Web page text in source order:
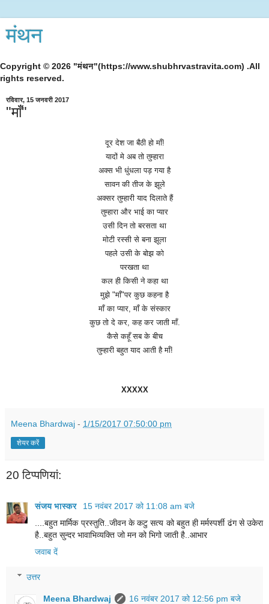
मंथन
Copyright © 2026 "मंथन"(https://www.shubhrvastravita.com) .All
rights reserved.
रविवार, 15 जनवरी 2017
"माँ"
दूर देश जा बैठी हो माँ!
यादों मे अब तो तुम्हारा
अक्स भी धुंधला पड़ गया है
सावन की तीज के झूले
अक्सर तुम्हारी याद दिलाते हैं
तुम्हारा और भाई का प्यार
उसी दिन तो बरसता था
मोटी रस्सी से बना झूला
पहले उसी के बोझ को
परखता था
कल ही किसी ने कहा था
मुझे"माँ"पर कुछ कहना है
माँ का प्यार ,माँ के संस्कार
कुछ तो दे कर,कह कर जाती माँ.
कैसे कहूँ सब के बीच
तुम्हारी बहुत याद आती है माँ!
XXXXX
Meena Bhardwaj - 1/15/2017 07:50:00 pm
शेयर करें
20 टिप्‍पणियां:
संजय भास्‍कर
15 नवंबर 2017 को 11:08 am बजे
....बहुत मार्मिक प्रस्तुति..जीवन के कटु सत्य को बहुत ही मर्मस्पर्शी ढंग से उकेरा
है..बहुत सुन्दर भावाभिव्यक्ति जो मन को भिगो जाती है..आभार
जवाब दें
उत्तर
Meena Bhardwaj
16 नवंबर 2017 को 12:56 pm बजे